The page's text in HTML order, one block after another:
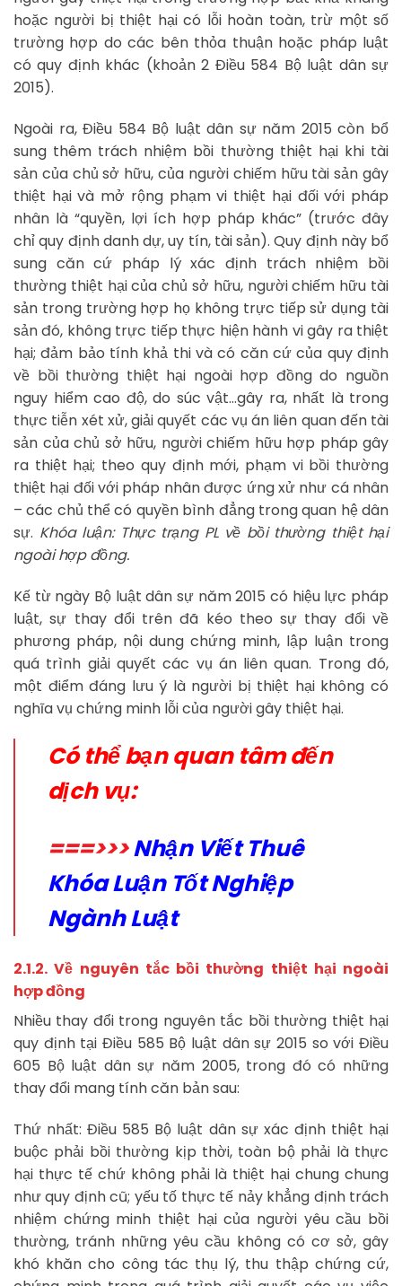
hoặc người bị thiệt hại có lỗi hoàn toàn, trừ một số
trường hợp do các bên thỏa thuận hoặc pháp luật
có quy định khác (khoản 2 Điều 584 Bộ luật dân sự
2015).
Ngoài ra, Điều 584 Bộ luật dân sự năm 2015 còn bổ
sung thêm trách nhiệm bồi thường thiệt hại khi tài
sản của chủ sở hữu, của người chiếm hữu tài sản gây
thiệt hại và mở rộng phạm vi thiệt hại đối với pháp
nhân là “quyền, lợi ích hợp pháp khác” (trước đây
chỉ quy định danh dự, uy tín, tài sản). Quy định này bổ
sung căn cứ pháp lý xác định trách nhiệm bồi
thường thiệt hại của chủ sở hữu, người chiếm hữu tài
sản trong trường hợp họ không trực tiếp sử dụng tài
sản đó, không trực tiếp thực hiện hành vi gây ra thiệt
hại; đảm bảo tính khả thi và có căn cứ của quy định
về bồi thường thiệt hại ngoài hợp đồng do nguồn
nguy hiểm cao độ, do súc vật…gây ra, nhất là trong
thực tiễn xét xử, giải quyết các vụ án liên quan đến tài
sản của chủ sở hữu, người chiếm hữu hợp pháp gây
ra thiệt hại; theo quy định mới, phạm vi bồi thường
thiệt hại đối với pháp nhân được ứng xử như cá nhân
– các chủ thể có quyền bình đẳng trong quan hệ dân
sự. Khóa luận: Thực trạng PL về bồi thường thiệt hại
ngoài hợp đồng.
Kế từ ngày Bộ luật dân sự năm 2015 có hiệu lực pháp
luật, sự thay đổi trên đã kéo theo sự thay đổi về
phương pháp, nội dung chứng minh, lập luận trong
quá trình giải quyết các vụ án liên quan. Trong đó,
một điểm đáng lưu ý là người bị thiệt hại không có
nghĩa vụ chứng minh lỗi của người gây thiệt hại.
Có thể bạn quan tâm đến
dịch vụ:
===>>>Nhận Viết Thuê
Khóa Luận Tốt Nghiệp
Ngành Luật
2.1.2. Về nguyên tắc bồi thường thiệt hại ngoài
hợp đồng
Nhiều thay đổi trong nguyên tắc bồi thường thiệt hại
quy định tại Điều 585 Bộ luật dân sự 2015 so với Điều
605 Bộ luật dân sự năm 2005, trong đó có những
thay đổi mang tính căn bản sau:
Thứ nhất: Điều 585 Bộ luật dân sự xác định thiệt hại
buộc phải bồi thường kịp thời, toàn bộ phải là thực
hại thực tế chứ không phải là thiệt hại chung chung
như quy định cũ; yếu tố thực tế nảy khẳng định trách
nhiệm chứng minh thiệt hại của người yêu cầu bồi
thường, tránh những yêu cầu không có cơ sở, gây
khó khăn cho công tác thụ lý, thu thập chứng cứ,